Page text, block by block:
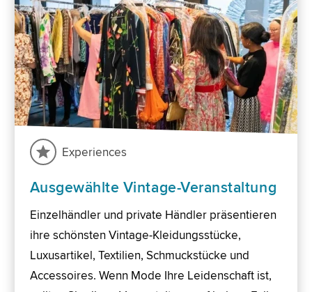
Experiences
Ausgewählte Vintage-Veranstaltung
Einzelhändler und private Händler präsentieren
ihre schönsten Vintage-Kleidungsstücke,
Luxusartikel, Textilien, Schmuckstücke und
Accessoires. Wenn Mode Ihre Leidenschaft ist,